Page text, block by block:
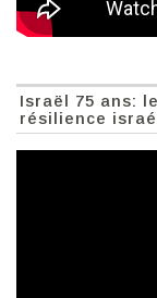
Israël 75 ans:
résilience